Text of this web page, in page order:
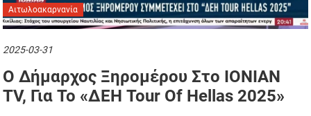
Αιτωλοακαρνανία
2025-03-31
Ο Δήμαρχος Ξηρομέρου Στο ΙΟΝΙΑΝ
TV, Για Το «ΔΕΗ Tour Of Hellas 2025»